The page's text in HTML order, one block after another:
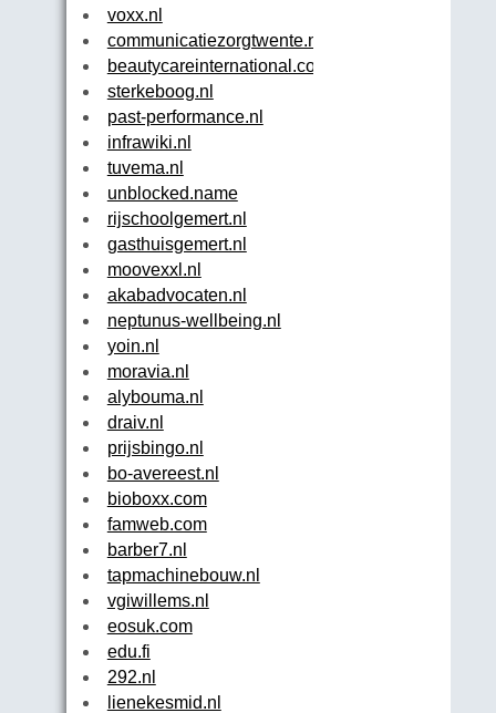
voxx.nl
communicatiezorgtwente.nl
beautycareinternational.com
sterkeboog.nl
past-performance.nl
infrawiki.nl
tuvema.nl
unblocked.name
rijschoolgemert.nl
gasthuisgemert.nl
moovexxl.nl
akabadvocaten.nl
neptunus-wellbeing.nl
yoin.nl
moravia.nl
alybouma.nl
draiv.nl
prijsbingo.nl
bo-avereest.nl
bioboxx.com
famweb.com
barber7.nl
tapmachinebouw.nl
vgiwillems.nl
eosuk.com
edu.fi
292.nl
lienekesmid.nl